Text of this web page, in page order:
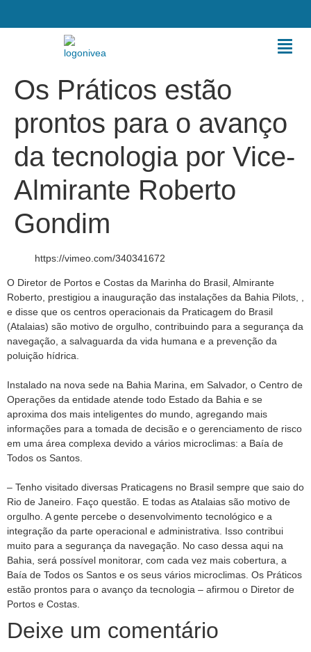
Os Práticos estão
prontos para o avanço
da tecnologia por Vice-
Almirante Roberto
Gondim
https://vimeo.com/340341672
O Diretor de Portos e Costas da Marinha do Brasil, Almirante
Roberto, prestigiou a inauguração das instalações da Bahia Pilots, ,
e disse que os centros operacionais da Praticagem do Brasil
(Atalaias) são motivo de orgulho, contribuindo para a segurança da
navegação, a salvaguarda da vida humana e a prevenção da
poluição hídrica.
Instalado na nova sede na Bahia Marina, em Salvador, o Centro de
Operações da entidade atende todo Estado da Bahia e se
aproxima dos mais inteligentes do mundo, agregando mais
informações para a tomada de decisão e o gerenciamento de risco
em uma área complexa devido a vários microclimas: a Baía de
Todos os Santos.
– Tenho visitado diversas Praticagens no Brasil sempre que saio do
Rio de Janeiro. Faço questão. E todas as Atalaias são motivo de
orgulho. A gente percebe o desenvolvimento tecnológico e a
integração da parte operacional e administrativa. Isso contribui
muito para a segurança da navegação. No caso dessa aqui na
Bahia, será possível monitorar, com cada vez mais cobertura, a
Baía de Todos os Santos e os seus vários microclimas. Os Práticos
estão prontos para o avanço da tecnologia – afirmou o Diretor de
Portos e Costas.
Deixe um comentário